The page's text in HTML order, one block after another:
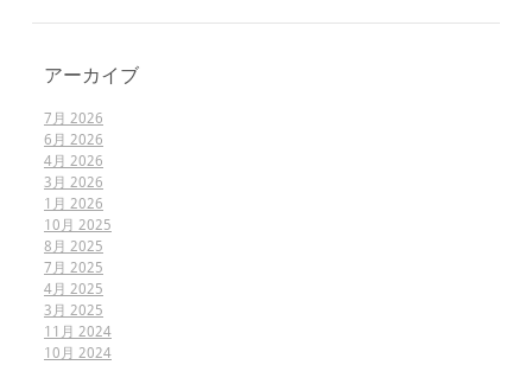
アーカイブ
7月 2026
6月 2026
4月 2026
3月 2026
1月 2026
10月 2025
8月 2025
7月 2025
4月 2025
3月 2025
11月 2024
10月 2024